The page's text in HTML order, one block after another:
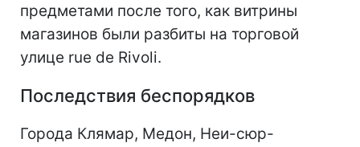
предметами после того, как витрины
магазинов были разбиты на торговой
улице rue de Rivoli.
Последствия беспорядков
Города Клямар, Медон, Неи-сюр-